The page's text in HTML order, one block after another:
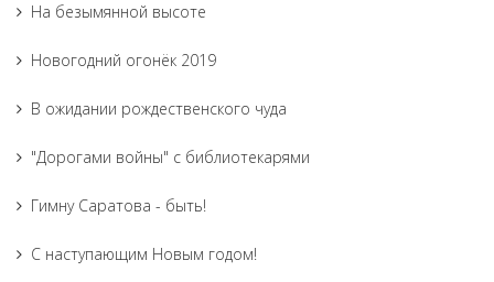
На безымянной высоте
Новогодний огонёк 2019
В ожидании рождественского чуда
"Дорогами войны" с библиотекарями
Гимну Саратова - быть!
С наступающим Новым годом!